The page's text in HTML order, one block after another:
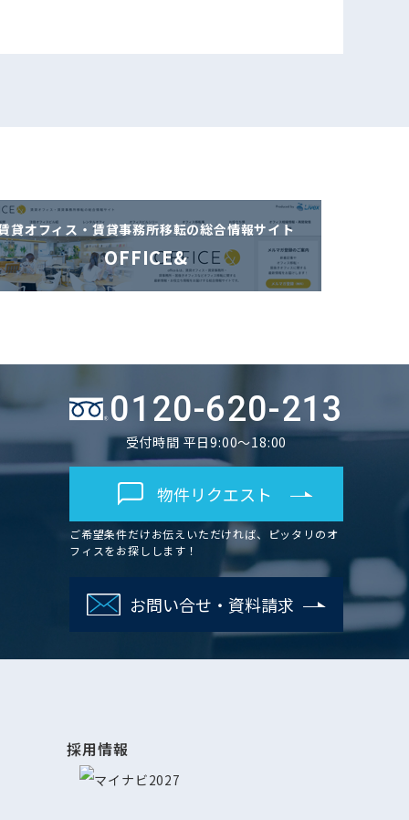
貸オフィス・賃貸事務所移転の総合情報サイト
OFFICE&
0120-620-213
受付時間 平日9:00～18:00
物件リクエスト
ご希望条件だけお伝えいただければ、ピッタリのオ
フィスをお探しします！
お問い合せ・資料請求
採用情報